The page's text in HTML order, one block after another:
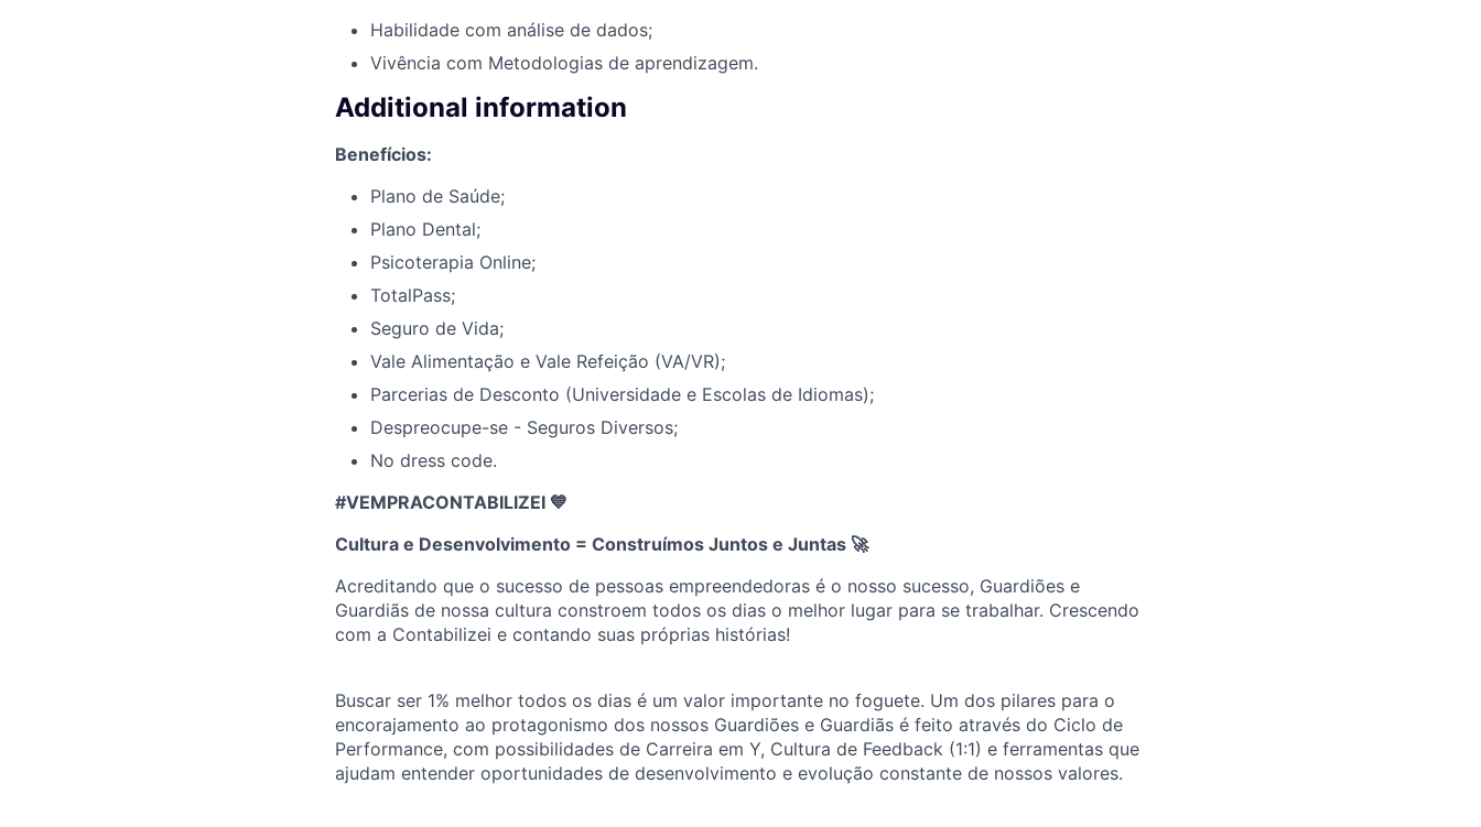
Habilidade com análise de dados;
Vivência com Metodologias de aprendizagem.
Additional information
Benefícios:
Plano de Saúde;
Plano Dental;
Psicoterapia Online;
TotalPass;
Seguro de Vida;
Vale Alimentação e Vale Refeição (VA/VR);
Parcerias de Desconto (Universidade e Escolas de Idiomas);
Despreocupe-se - Seguros Diversos;
No dress code.
#VEMPRACONTABILIZEI 💙
Cultura e Desenvolvimento = Construímos Juntos e Juntas 🚀
Acreditando que o sucesso de pessoas empreendedoras é o nosso sucesso, Guardiões e
Guardiãs de nossa cultura constroem todos os dias o melhor lugar para se trabalhar. Crescendo
com a Contabilizei e contando suas próprias histórias!
Buscar ser 1% melhor todos os dias é um valor importante no foguete. Um dos pilares para o
encorajamento ao protagonismo dos nossos Guardiões e Guardiãs é feito através do Ciclo de
Performance, com possibilidades de Carreira em Y, Cultura de Feedback (1:1) e ferramentas que
ajudam entender oportunidades de desenvolvimento e evolução constante de nossos valores.